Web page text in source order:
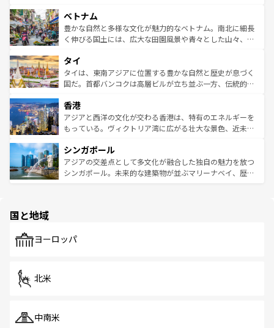
参照してほしい。
容にもいいと評判のスイーツなど、バラエティ豊かな料理
が味わえる。 なお、新着の台湾情報は コンテンツ一覧を参
照してほしい。
き、地方に足を延ばせば四季折々の自然美を楽しむことが
できる。そして、キムチや焼肉、絶品のストリートフード
まで、さまざまな韓国料理が待っている。夜には、韓国な
リティに包まれながら、韓国の多彩な魅力を心ゆくまで味
わってみてほしい。 なお、新着の韓国情報はコンテンツ一
覧を参照してほしい。
ベトナム
豊かな自然と多様な文化が魅力的なベトナム。南北に細長
く伸びる国土には、広大な田園風景や青々とした山々、世
急速な発展と共に伝統が息づく。ハノイの古い町並みやホ
ーチミン市のフランス統治時代の建物も、独特の雰囲気を
醸し出している。また、バラエティの豊かさとおいしさで
とつ。フォーやバインミー、ベトナムコーヒーなどは、ぜ
ひ現地で味わいたい。どの地域を訪れてもあたたかい人々
が旅行者を迎えてくれるので、きっと忘れられない旅にな
参照してほしい。
タイ
タイは、東南アジアに位置する豊かな自然と歴史が息づく
国だ。首都バンコクは高層ビルが立ち並ぶ一方、伝統的な
の活気が交差している。北部ではチェンマイなどの山岳地
帯で自然と触れ合い、南部ではプーケットやクラビの美し
いビーチでリゾート気分を楽しむことができる。タイ料理
激する。気候は一年中温暖で、どの季節にも異なる楽しみ
が待っている。親しみやすいタイの人々、仏教を中心とし
た文化、そして多様な観光資源が、訪れる旅人を魅了し続
香港
アジアと西洋の文化が交わる香港は、特有のエネルギーを
もっている。ヴィクトリア湾に広がる壮大な景色、近未来
み、どこを訪れても感動するはず。観光スポットが密集し
ており、効率よく見どころを回れるのも魅力。息をのむよ
うな絶景から文化的な体験まで、香港を存分に楽しみ尽く
シンガポール
アジアの交差点として多文化が融合した独自の魅力を放つ
シンガポール。未来的な建築物が並ぶマリーナベイ、歴史
で、ホーカーズは地元の風情を楽しめる外せないスポット
国と地域
ヨーロッパ
北米
中南米